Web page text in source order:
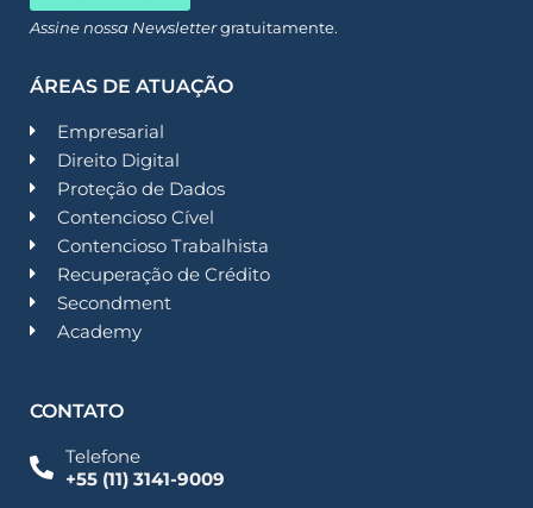
Assine nossa Newslettergratuitamente.
ÁREAS DE ATUAÇÃO
Empresarial
Direito Digital
Proteção de Dados
Contencioso Cível
Contencioso Trabalhista
Recuperação de Crédito
Secondment
Academy
CONTATO
Telefone
+55 (11) 3141-9009